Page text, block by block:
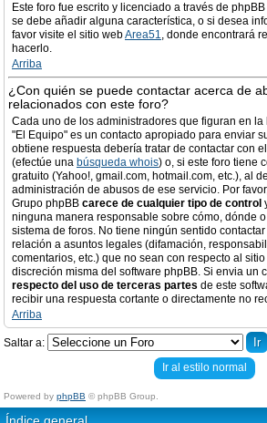
Este foro fue escrito y licenciado a través de
se debe añadir alguna característica, o si desea
favor visite el sitio webArea51, donde encontrará
hacerlo.
Arriba
¿Con quién se puede contactar acerca de
relacionados con este foro?
Cada uno de los administradores que figuran en
"El Equipo" es un contacto apropiado para enviar
obtiene respuesta debería tratar de contactar con
(efectúe una búsqueda whois) o, si este foro tiene
gratuito (Yahoo!, gmail.com, hotmail.com, etc.), al
administración de abusos de ese servicio. Por
Grupo phpBB carece de cualquier tipo de control
ninguna manera responsable sobre cómo, dónde
sistema de foros. No tiene ningún sentido
relación a asuntos legales (difamación,
comentarios, etc.) que no sean con respecto al
discreción misma del software phpBB. Si envia un
respecto del uso de terceras partes de este
recibir una respuesta cortante o directamente no
Arriba
Saltar a:
Ir al estilo normal
Powered by phpBB © phpBB Group.